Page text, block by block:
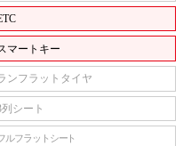
マートキー
ンフラットタイヤ
列シート
ルフラットシート